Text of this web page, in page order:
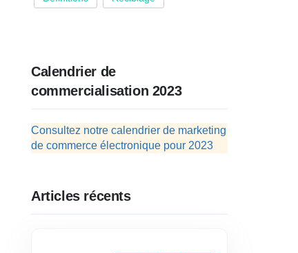
Calendrier de
commercialisation 2023
Consultez notre calendrier de marketing
de commerce électronique pour 2023
Articles récents